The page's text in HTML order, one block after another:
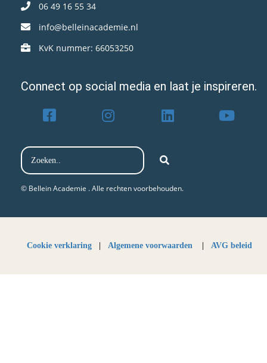
06 49 16 55 34
info@belleinacademie.nl
KvK nummer: 66053250
Connect op social media en laat je inspireren.
© Bellein Academie . Alle rechten voorbehouden.​
Cookie verklaring Algemene voorwaarden AVG beleid